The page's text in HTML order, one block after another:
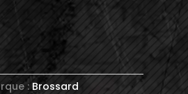
: Brossard